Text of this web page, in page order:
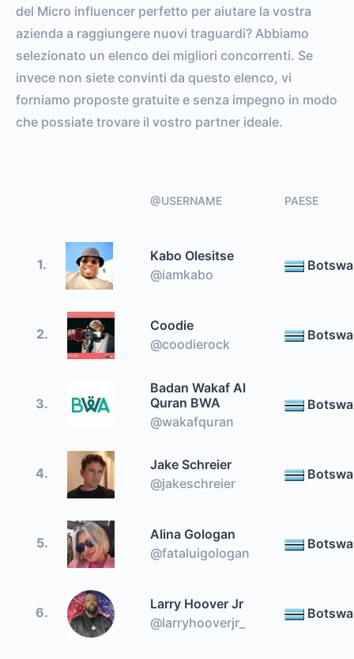
del Micro influencer perfetto per aiutare la vostra
azienda a raggiungere nuovi traguardi? Abbiamo
selezionato un elenco dei migliori concorrenti. Se
invece non siete convinti da questo elenco, vi
forniamo proposte gratuite e senza impegno in modo
che possiate trovare il vostro partner ideale.
@USERNAME PAESE
1.
Kabo Olesitse
@iamkabo
2.
Coodie
@coodierock
3.
Badan Wakaf Al
Quran BWA
@wakafquran
4.
Jake Schreier
@jakeschreier
5.
Alina Gologan
@fataluigologan
6.
Larry Hoover Jr
@larryhooverjr_